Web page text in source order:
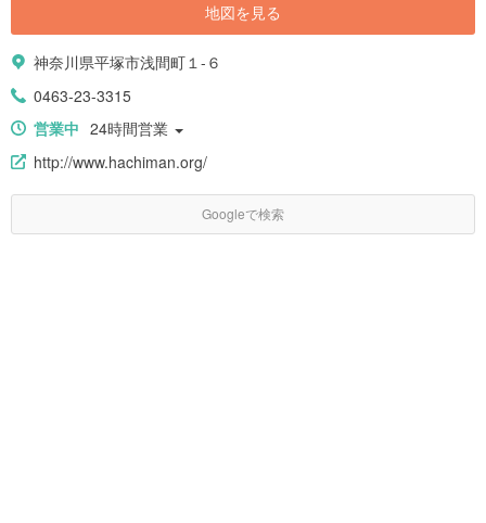
地図を見る
神奈川県平塚市浅間町１-６
0463-23-3315
営業中 24時間営業
http://www.hachiman.org/
Googleで検索